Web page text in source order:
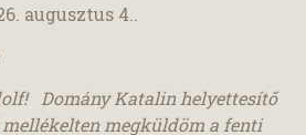
augusztus 4..
Domány Katalin helyettesítő
mellékelten megküldöm a fenti